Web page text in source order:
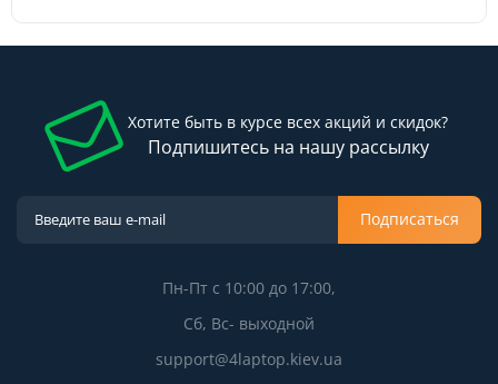
Хотите быть в курсе всех акций и скидок?
Подпишитесь на нашу рассылку
Подписаться
Пн-Пт с 10:00 до 17:00,
Сб, Вс- выходной
support@4laptop.kiev.ua